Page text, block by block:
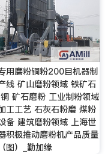
用磨粉铜粉200目机器制
线 矿山磨粉领域 铁矿石
矿石磨粉 工业制粉领域
工工艺 石灰石粉磨 煤粉
备 建筑磨粉领域 上海世
积极推动磨粉机产品质量
图）_勤加缘